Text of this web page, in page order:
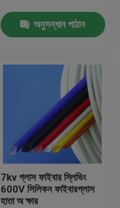
অনুসন্ধান পাঠান
7kv গ্লাস ফাইবার স্লিভিং
600V সিলিকন ফাইবারগ্লাস
হাতা অ ক্ষার